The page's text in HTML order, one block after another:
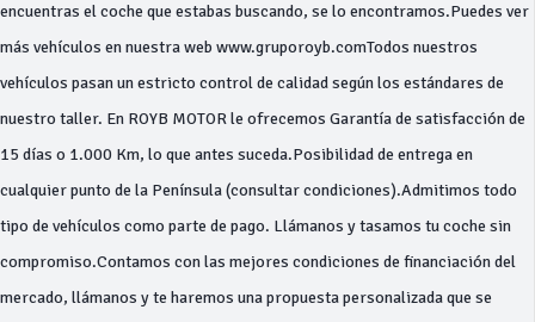
encuentras el coche que estabas buscando, se lo encontramos.Puedes ver
más vehículos en nuestra web www.gruporoyb.comTodos nuestros
vehículos pasan un estricto control de calidad según los estándares de
nuestro taller. En ROYB MOTOR le ofrecemos Garantía de satisfacción de
15 días o 1.000 Km, lo que antes suceda.Posibilidad de entrega en
cualquier punto de la Península (consultar condiciones).Admitimos todo
tipo de vehículos como parte de pago. Llámanos y tasamos tu coche sin
compromiso.Contamos con las mejores condiciones de financiación del
mercado, llámanos y te haremos una propuesta personalizada que se